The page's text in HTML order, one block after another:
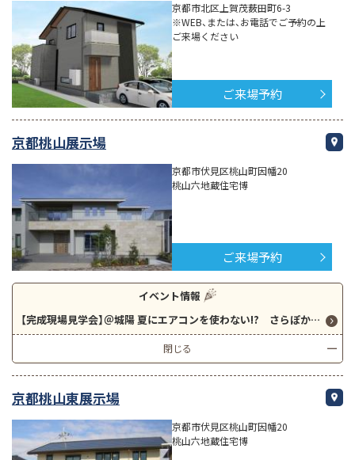
京都市北区上賀茂薮田町6-3
※WEB、または、お電話でご予約の上
ご来場ください
ご来場予約
京都桃山展示場
京都市伏見区桃山町因幡20
桃山六地蔵住宅博
ご来場予約
イベント情報
【完成現場見学会】＠城陽 夏にエアコンを使わない!? さらぽか空調の３LDL29坪の４人家族様仕様のお家です。
閉じる
京都桃山東展示場
京都市伏見区桃山町因幡20
桃山六地蔵住宅博